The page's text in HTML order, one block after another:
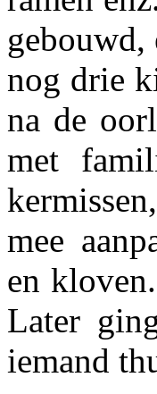
nog drie
na de
met
mee
en
Later
iemand